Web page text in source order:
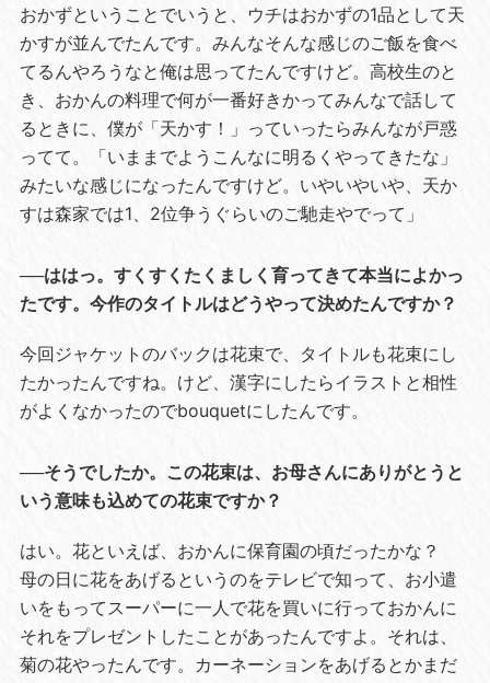
おかずということでいうと、ウチはおかずの1品として天
かすが並んでたんです。みんなそんな感じのご飯を食べ
てるんやろうなと俺は思ってたんですけど。高校生のと
き、おかんの料理で何が一番好きかってみんなで話して
るときに、僕が「天かす！」っていったらみんなが戸惑
ってて。「いままでようこんなに明るくやってきたな」
みたいな感じになったんですけど。いやいやいや、天か
すは森家では1、2位争うぐらいのご馳走やでって」
──ははっ。すくすくたくましく育ってきて本当によかっ
たです。今作のタイトルはどうやって決めたんですか？
今回ジャケットのバックは花束で、タイトルも花束にし
たかったんですね。けど、漢字にしたらイラストと相性
がよくなかったのでbouquetにしたんです。
──そうでしたか。この花束は、お母さんにありがとうと
いう意味も込めての花束ですか？
はい。花といえば、おかんに保育園の頃だったかな？
母の日に花をあげるというのをテレビで知って、お小遣
いをもってスーパーに一人で花を買いに行っておかんに
それをプレゼントしたことがあったんですよ。それは、
菊の花やったんです。カーネーションをあげるとかまだ